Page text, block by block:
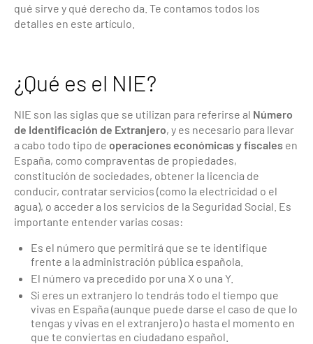
qué sirve y qué derecho da. Te contamos todos los
detalles en este artículo.
¿Qué es el NIE?
NIE son las siglas que se utilizan para referirse al Número
de Identificación de Extranjero, y es necesario para llevar
a cabo todo tipo de operaciones económicas y fiscales en
España, como compraventas de propiedades,
constitución de sociedades, obtener la licencia de
conducir, contratar servicios (como la electricidad o el
agua), o acceder a los servicios de la Seguridad Social. Es
importante entender varias cosas:
Es el número que permitirá que se te identifique
frente a la administración pública española.
El número va precedido por una X o una Y.
Si eres un extranjero lo tendrás todo el tiempo que
vivas en España (aunque puede darse el caso de que lo
tengas y vivas en el extranjero) o hasta el momento en
que te conviertas en ciudadano español.